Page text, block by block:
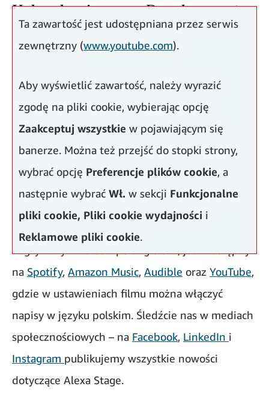
Kolczyk z Amazon Development
Center Poland.
Ta zawartość jest udostępniana przez serwis
zewnętrzny (www.youtube.com).
Aby wyświetlić zawartość, należy wyrazić
zgodę na pliki cookie, wybierając opcję
Zaakceptuj wszystkie w pojawiającym się
banerze. Można też przejść do stopki strony,
wybrać opcję Preferencje plików cookie, a
następnie wybrać Wł. w sekcji Funkcjonalne
pliki cookie, Pliki cookie wydajności i
Reklamowe pliki cookie.
na Spotify, Amazon Music, Audible oraz YouTube,
gdzie w ustawieniach filmu można włączyć
napisy w języku polskim. Śledźcie nas w mediach
społecznościowych – na Facebook, LinkedIn i
Instagram publikujemy wszystkie nowości
dotyczące Alexa Stage.